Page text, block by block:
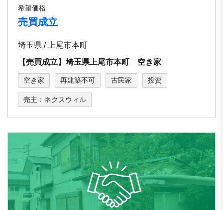
希望価格
売買成立
埼玉県 / 上尾市本町
【売買成立】埼玉県上尾市本町 空き家
空き家 再建築不可 古民家 投資
売主：ネクスウィル